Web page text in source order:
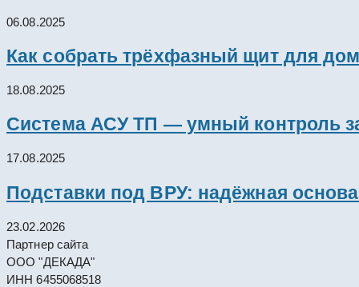
06.08.2025
Как собрать трёхфазный щит для
18.08.2025
Система АСУ ТП — умный контроль
17.08.2025
Подставки под ВРУ: надёжная
23.02.2026
Партнер сайта
ООО "ДЕКАДА"
ИНН 6455068518